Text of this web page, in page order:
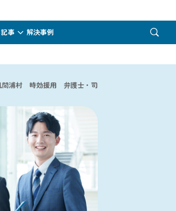
事 解決事例
間浦村 時効援用 弁護士・司法書士